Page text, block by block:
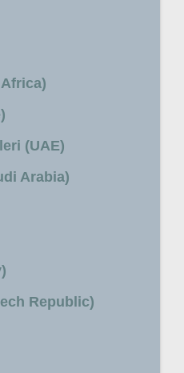
(UAE)
Arabia)
Republic)